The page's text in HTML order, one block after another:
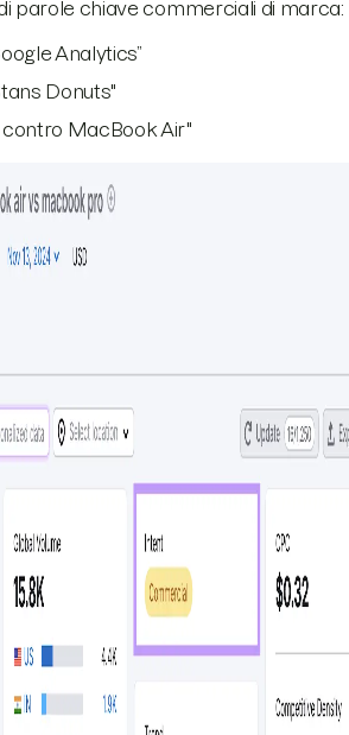
parole chiave commerciali di marca:
Analytics”
Donuts"
MacBook Air"